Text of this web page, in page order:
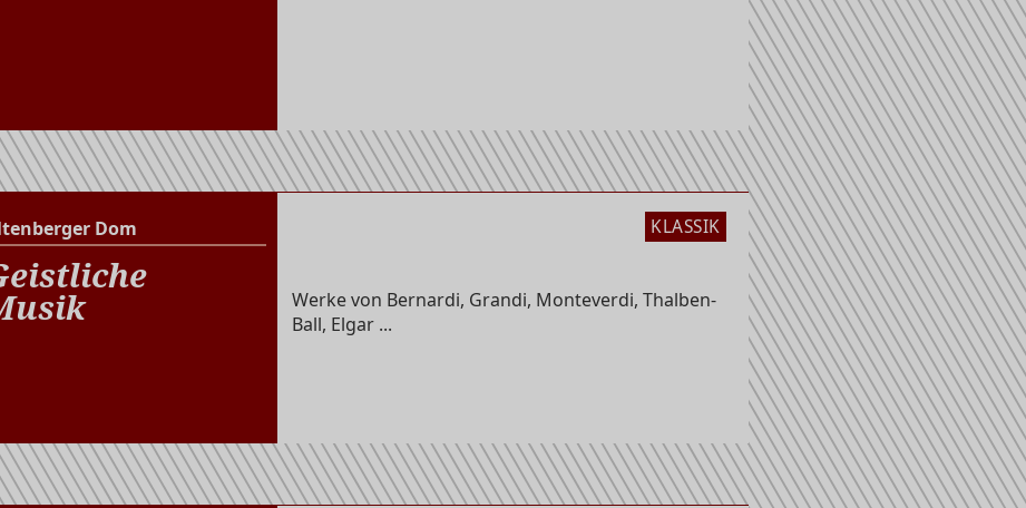
Dom KLASSIK
Werke von Bernardi, Grandi, Monteverdi, Thalben-
Ball, Elgar ...